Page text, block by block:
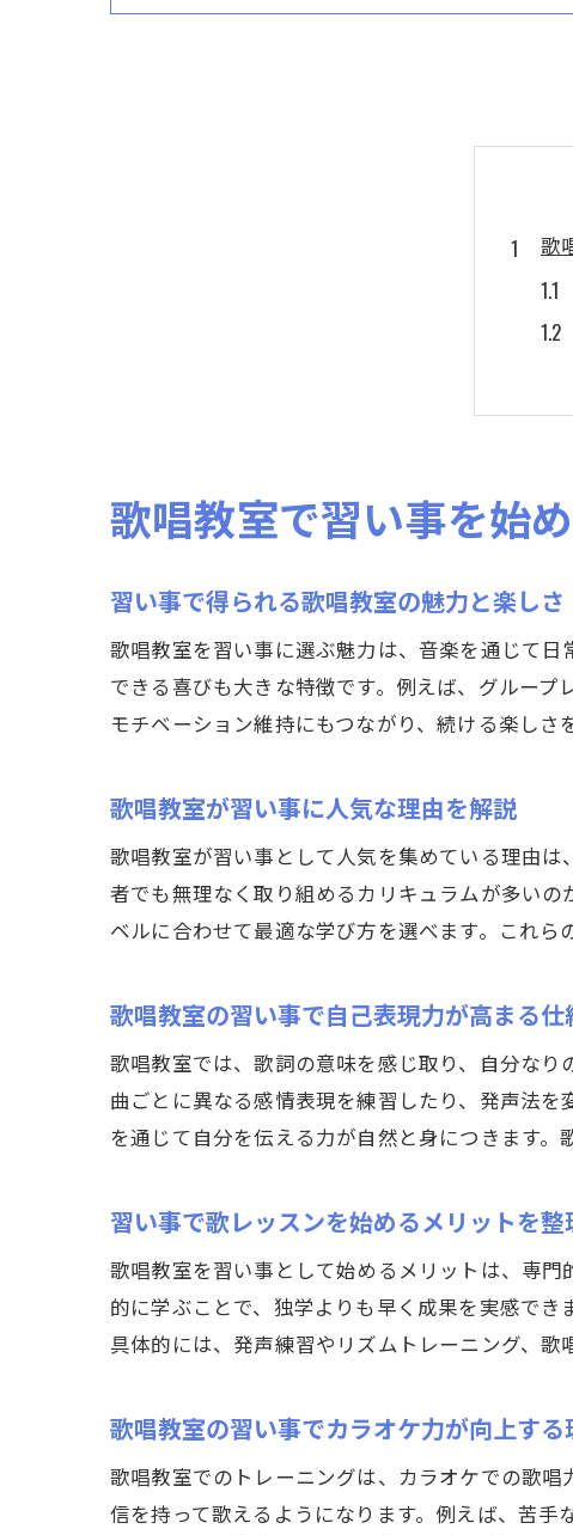
歌
カ
自
歌唱教室で習い事を始
習い事で得られる歌唱教室の魅力と楽しさ
歌唱教室を習い事に選ぶ魅力は、音楽を通じて
できる喜びも大きな特徴です。例えば、グルー
モチベーション維持にもつながり、続ける楽し
歌唱教室が習い事に人気な理由を解説
歌唱教室が習い事として人気を集めている理由
者でも無理なく取り組めるカリキュラムが多い
ベルに合わせて最適な学び方を選べます。これら
歌唱教室の習い事で自己表現力が高まる仕
歌唱教室では、歌詞の意味を感じ取り、自分なり
曲ごとに異なる感情表現を練習したり、発声法
を通じて自分を伝える力が自然と身につきます。
習い事で歌レッスンを始めるメリットを整
歌唱教室を習い事として始めるメリットは、専
的に学ぶことで、独学よりも早く成果を実感でき
具体的には、発声練習やリズムトレーニング、歌
歌唱教室の習い事でカラオケ力が向上する
歌唱教室でのトレーニングは、カラオケでの歌
信を持って歌えるようになります。例えば、苦